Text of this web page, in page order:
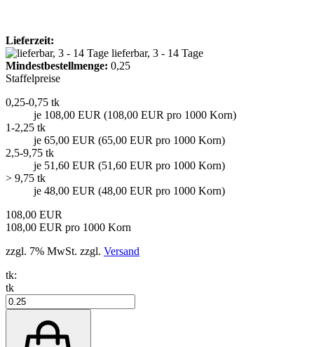
Lieferzeit:
lieferbar, 3 - 14 Tage
Mindest­bestellmenge: 0,25
Staffelpreise
0,25-0,75 tk
je 108,00 EUR (108,00 EUR pro 1000 Korn)
1-2,25 tk
je 65,00 EUR (65,00 EUR pro 1000 Korn)
2,5-9,75 tk
je 51,60 EUR (51,60 EUR pro 1000 Korn)
> 9,75 tk
je 48,00 EUR (48,00 EUR pro 1000 Korn)
108,00 EUR
108,00 EUR pro 1000 Korn
zzgl. 7% MwSt. zzgl. Versand
tk:
tk